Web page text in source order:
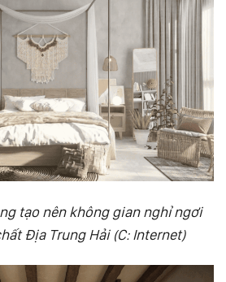
tạo nên không gian nghỉ ngơi
Địa Trung Hải (C: Internet)